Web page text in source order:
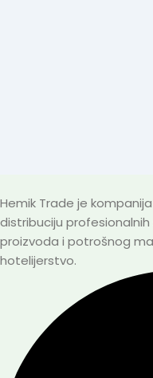
Hemik Trade je
distribuciju
proizvoda i potrošnog
hotelijerstvo.